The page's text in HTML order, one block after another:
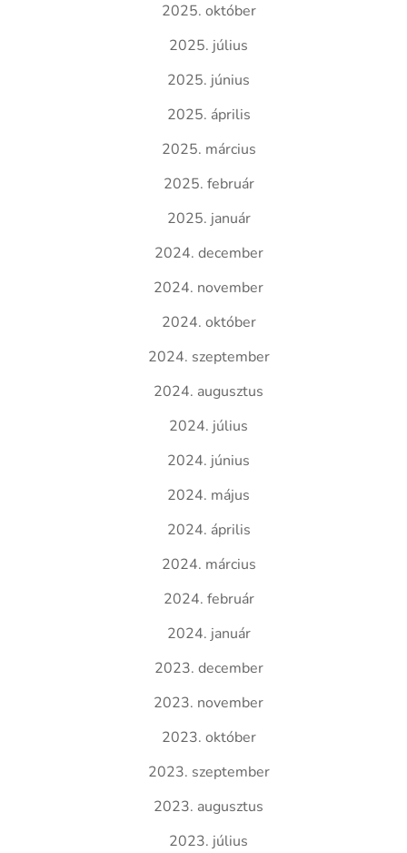
2025. október
2025. július
2025. június
2025. április
2025. március
2025. február
2025. január
2024. december
2024. november
2024. október
2024. szeptember
2024. augusztus
2024. július
2024. június
2024. május
2024. április
2024. március
2024. február
2024. január
2023. december
2023. november
2023. október
2023. szeptember
2023. augusztus
2023. július